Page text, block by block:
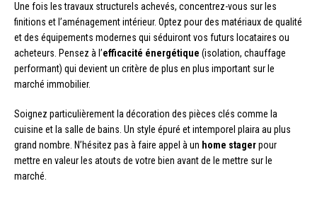
Une fois les travaux structurels achevés, concentrez-vous sur les
finitions et l’aménagement intérieur. Optez pour des matériaux de qualité
et des équipements modernes qui séduiront vos futurs locataires ou
acheteurs. Pensez à l’efficacité énergétique (isolation, chauffage
performant) qui devient un critère de plus en plus important sur le
marché immobilier.
Soignez particulièrement la décoration des pièces clés comme la
cuisine et la salle de bains. Un style épuré et intemporel plaira au plus
grand nombre. N’hésitez pas à faire appel à un home stagerpour
mettre en valeur les atouts de votre bien avant de le mettre sur le
marché.